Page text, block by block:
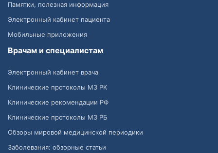
Памятки, полезная информация
Электронный кабинет пациента
Мобильные приложения
Врачам и специалистам
Электронный кабинет врача
Клинические протоколы МЗ РК
Клинические рекомендации РФ
Клинические протоколы МЗ РБ
Обзоры мировой медицинской периодики
Заболевания: обзорные статьи